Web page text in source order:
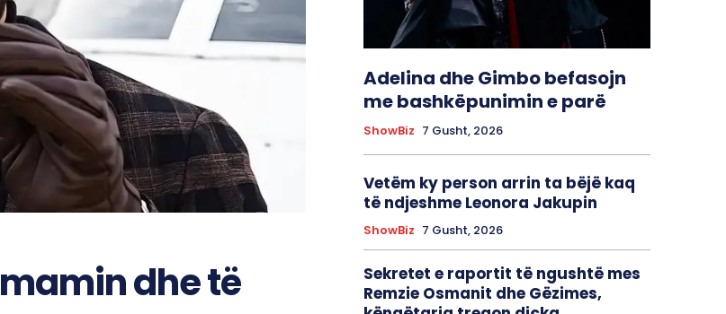
dhe të
Adelina dhe Gimbo befasojn
me bashkëpunimin e parë
ShowBiz 7 Gusht, 2026
Vetëm ky person arrin ta bëjë kaq
të ndjeshme Leonora Jakupin
ShowBiz 7 Gusht, 2026
Sekretet e raportit të ngushtë mes
Remzie Osmanit dhe Gëzimes,